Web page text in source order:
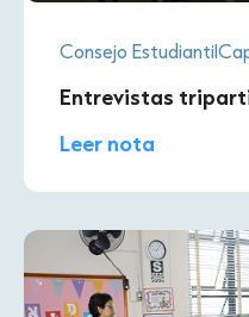
Consejo Estudiantil
Entrevistas
Leer nota